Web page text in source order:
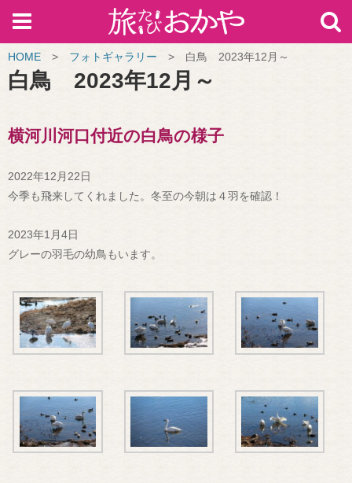
HOME > フォトギャラリー > 白鳥 2023年12月～
白鳥 2023年12月～
横河川河口付近の白鳥の様子
2022年12月22日
今季も飛来してくれました。冬至の今朝は４羽を確認！
2023年1月4日
グレーの羽毛の幼鳥もいます。